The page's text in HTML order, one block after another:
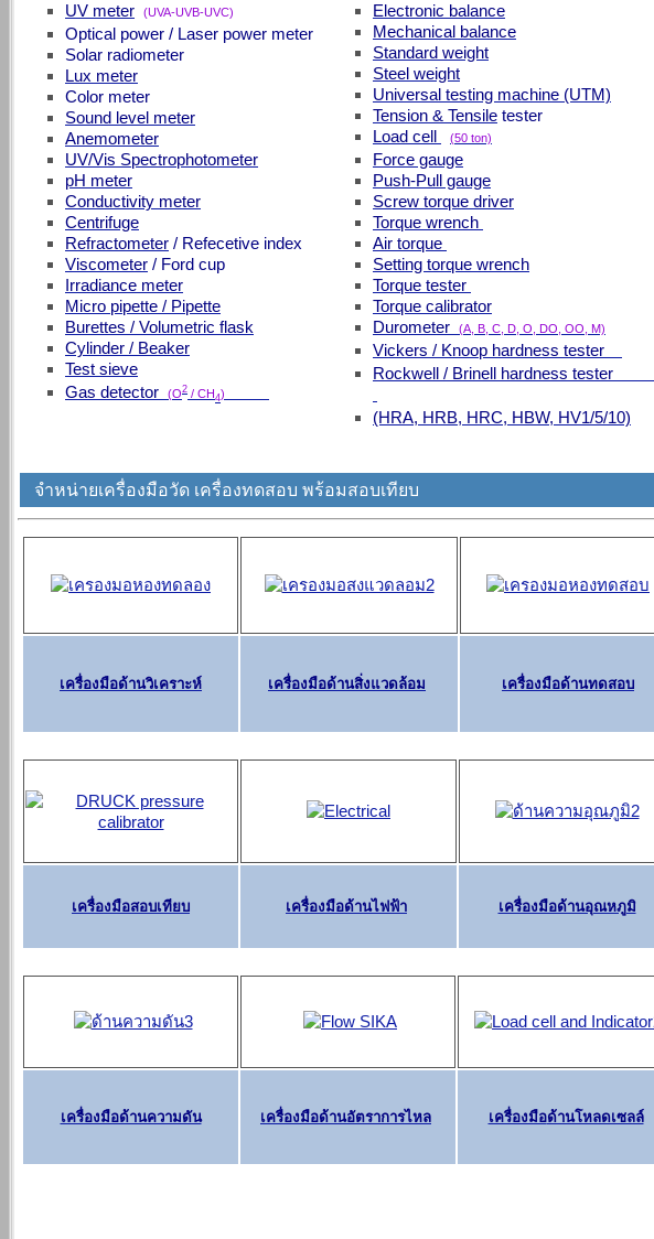
UV meter (UVA-UVB-UVC)
Optical power / Laser power meter
Solar radiometer
Lux meter
Color meter
Sound level meter
Anemometer
UV/Vis Spectrophotometer
pH meter
Conductivity meter
Centrifuge
Refractometer / Refecetive index
Viscometer / Ford cup
Irradiance meter
Micro pipette / Pipette
Burettes / Volumetric flask
Cylinder / Beaker
Test sieve
Gas detector
(O2 / CH4)
Electronic balance
Mechanical balance
Standard weight
Steel weight
Universal testing machine (UTM)
Tension & Tensile tester
Load cell
(50 ton)
Force gauge
Push-Pull gauge
Screw torque driver
Torque wrench
Air torque
Setting torque wrench
Torque tester
Torque calibrator
Durometer
(A, B, C, D, O, DO, OO, M)
Vickers / Knoop hardness tester
Rockwell / Brinell hardness tester
(HRA, HRB, HRC, HBW, HV1/5/10)
จำหน่ายเครื่องมือวัด เครื่องทดสอบ พร้อมสอบเทียบ
เครื่องมือด้านวิเคราะห์ เครื่องมือด้านสิ่งแวดล้อม เครื่องมือด้านทดสอบ
เครื่องมือสอบเทียบ เครื่องมือด้านไฟฟ้า เครื่องมือด้านอุณหภูมิ
เครื่องมือด้านความดัน เครื่องมือด้านอัตราการไหล เครื่องมือด้านโหลดเซลล์